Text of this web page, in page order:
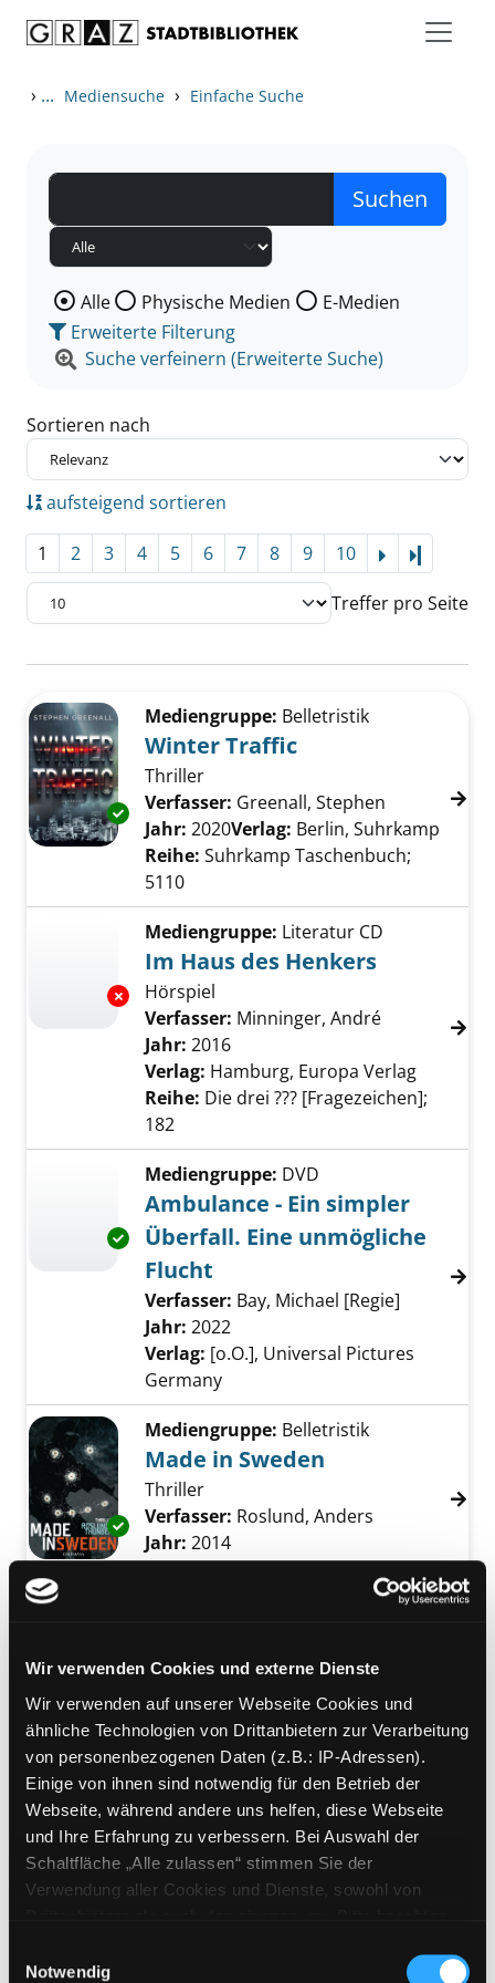
Wir verwenden Cookies und externe Dienste
Wir verwenden auf unserer Webseite Cookies und
ähnliche Technologien von Drittanbietern zur Verarbeitung
von personenbezogenen Daten (z.B.: IP-Adressen).
Einige von ihnen sind notwendig für den Betrieb der
Webseite, während andere uns helfen, diese Webseite
und Ihre Erfahrung zu verbessern. Bei Auswahl der
Schaltfläche „Alle zulassen“ stimmen Sie der
Verwendung aller Cookies und Dienste, sowohl von
Cookies von Drittanbietern, eine Verarbeitung in
Notwendig
› ... Mediensuche › Einfache Suche
Wählen Sie die Medienart nach der Sie suchen wollen.
Alle Physische Medien
E-Medien
Erweiterte Filterung
Suche verfeinern (Erweiterte Suche)
Sortieren nach
aufsteigend sortieren
1 2 3 4 5 6 7 8 9 10
Treffer pro Seite
Zu den Suchfiltern springen
Exemplar-Details von Winter Traffic anzeigen
Mediengruppe: Belletristik
Winter Traffic
Thriller
Verfasser: Greenall, Stephen Suche
Jahr: 2020Verlag: Berlin, Suhrkamp
Reihe: Suhrkamp Taschenbuch;
5110
Exemplar-Details von Im Haus des Henkers
Mediengruppe: Literatur CD
Im Haus des Henkers
Hörspiel
Verfasser: Minninger, André Suche nach
Jahr: 2016
Verlag: Hamburg, Europa Verlag
Reihe: Die drei ??? [Fragezeichen];
182
Exemplar-Details von Ambulance - Ein
Mediengruppe: DVD
Ambulance - Ein simpler
Überfall. Eine unmögliche
Flucht
Verfasser: Bay, Michael [Regie]
Jahr: 2022
Verlag: [o.O.], Universal Pictures
Germany
Exemplar-Details von Made in Sweden
Mediengruppe: Belletristik
Made in Sweden
Thriller
Verfasser: Roslund, Anders
Jahr: 2014
Verlag:München, Goldmann-Verl.
Exemplar-Details von Katz und Maus
Verfasser:Beckett, SimonSuche nach
Jahr:2016Verlag:Hamburg, Kyss
Mediengruppe:Kinderbuch
Die drei ??? - Im Haus des
Henkers
Verfasser: Sonnleitner, Marco
Jahr:2015